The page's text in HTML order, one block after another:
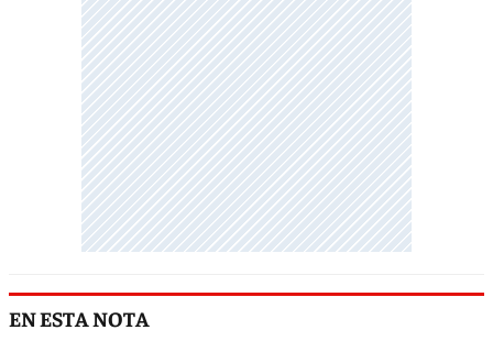
EN ESTA NOTA